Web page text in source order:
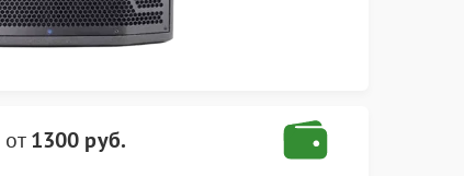
от1300 руб.